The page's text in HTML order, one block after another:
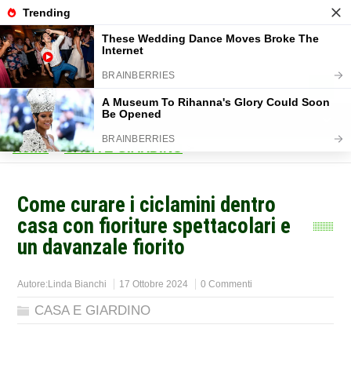
Home>CASA E GIARDINO
Come curare i ciclamini dentro
casa con fioriture spettacolari e
un davanzale fiorito
Autore:Linda Bianchi 17 Ottobre 2024 0 Commenti
CASA E GIARDINO